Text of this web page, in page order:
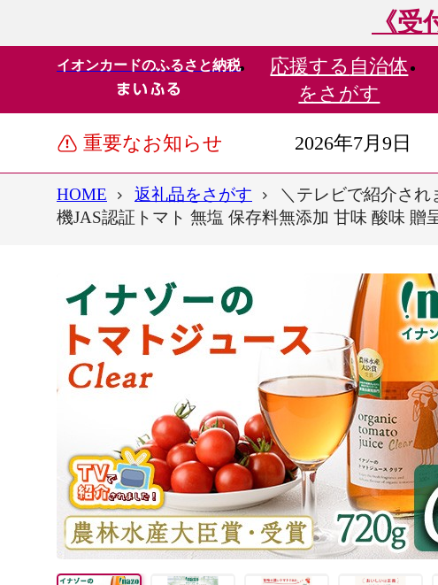
《
イオンカードのふるさと納税 応援する 自治体
をさがす
重要なお知らせ 2026年7月9日
HOME 返礼品をさがす
＼テレビで紹介さ
機JAS認証トマト 無塩 保存料無添加 甘味 酸味